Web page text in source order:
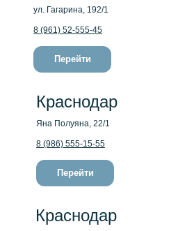
Перейти
Краснодар
Яна Полуяна, 22/1
8 (986) 555-15-55
ул. Гагарина, 192/1
8 (961) 52-555-45
Перейти
Краснодар